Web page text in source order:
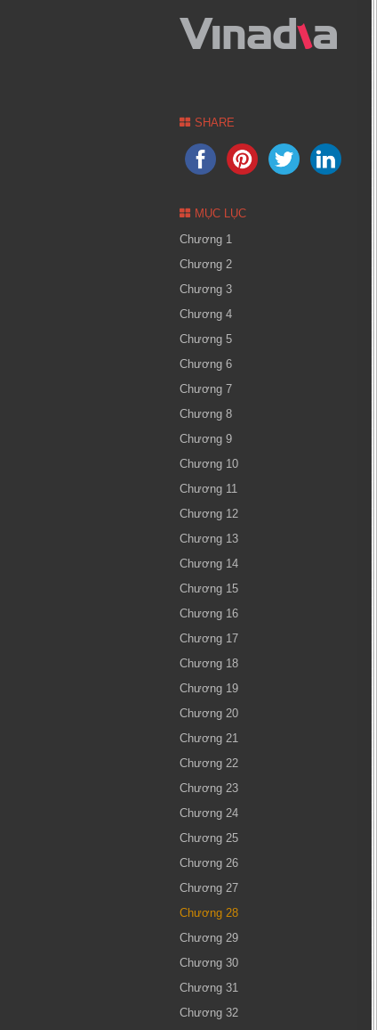
SHARE
MỤC LỤC
Chương 1
Chương 2
Chương 3
Chương 4
Chương 5
Chương 6
Chương 7
Chương 8
Chương 9
Chương 10
Chương 11
Chương 12
Chương 13
Chương 14
Chương 15
Chương 16
Chương 17
Chương 18
Chương 19
Chương 20
Chương 21
Chương 22
Chương 23
Chương 24
Chương 25
Chương 26
Chương 27
Chương 28
Chương 29
Chương 30
Chương 31
Chương 32